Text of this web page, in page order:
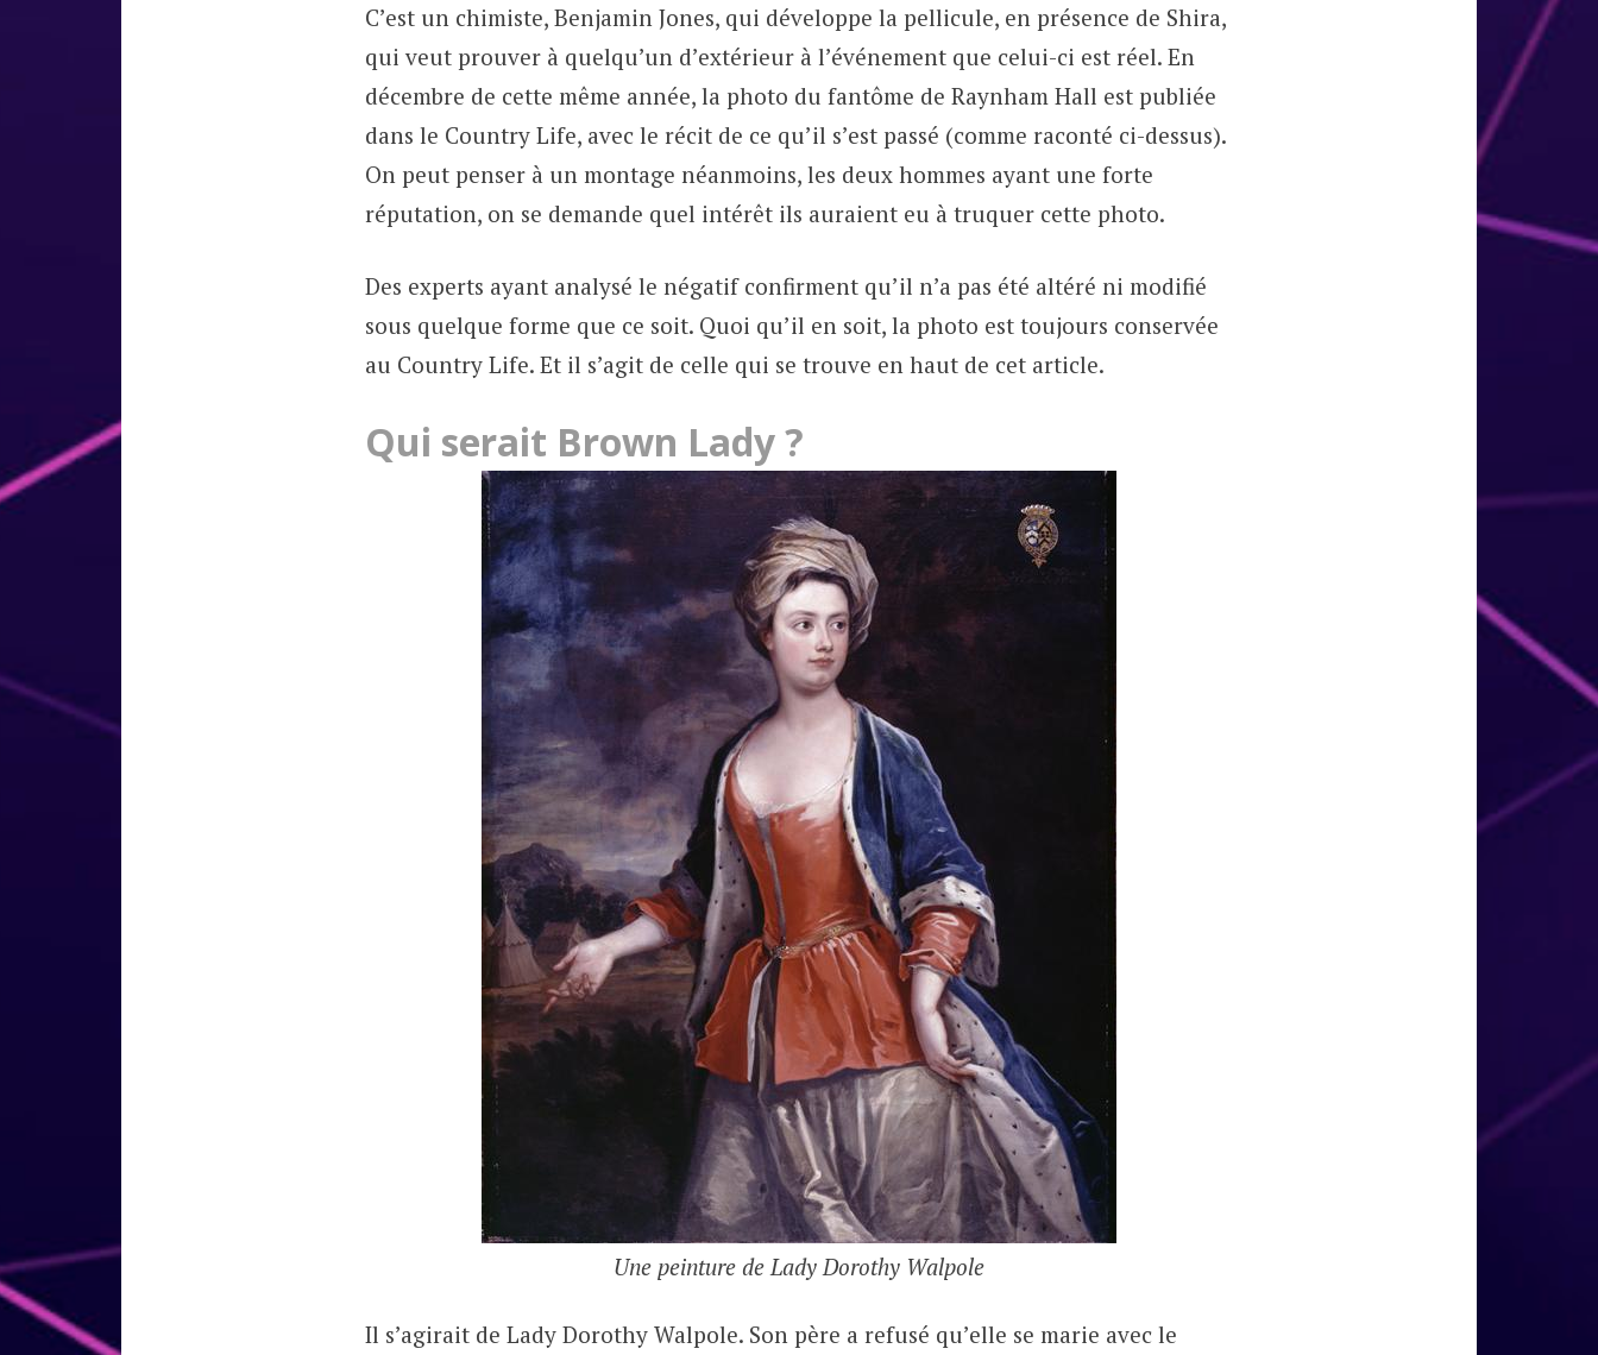
C’est un chimiste, Benjamin Jones, qui développe la pellicule, en présence de Shira,
qui veut prouver à quelqu’un d’extérieur à l’événement que celui-ci est réel. En
décembre de cette même année, la photo du fantôme de Raynham Hall est publiée
dans le Country Life, avec le récit de ce qu’il s’est passé (comme raconté ci-dessus).
On peut penser à un montage néanmoins, les deux hommes ayant une forte
réputation, on se demande quel intérêt ils auraient eu à truquer cette photo.
Des experts ayant analysé le négatif confirment qu’il n’a pas été altéré ni modifié
sous quelque forme que ce soit. Quoi qu’il en soit, la photo est toujours conservée
au Country Life. Et il s’agit de celle qui se trouve en haut de cet article.
Qui serait Brown Lady ?
Une peinture de Lady Dorothy Walpole
Il s’agirait de Lady Dorothy Walpole. Son père a refusé qu’elle se marie avec le